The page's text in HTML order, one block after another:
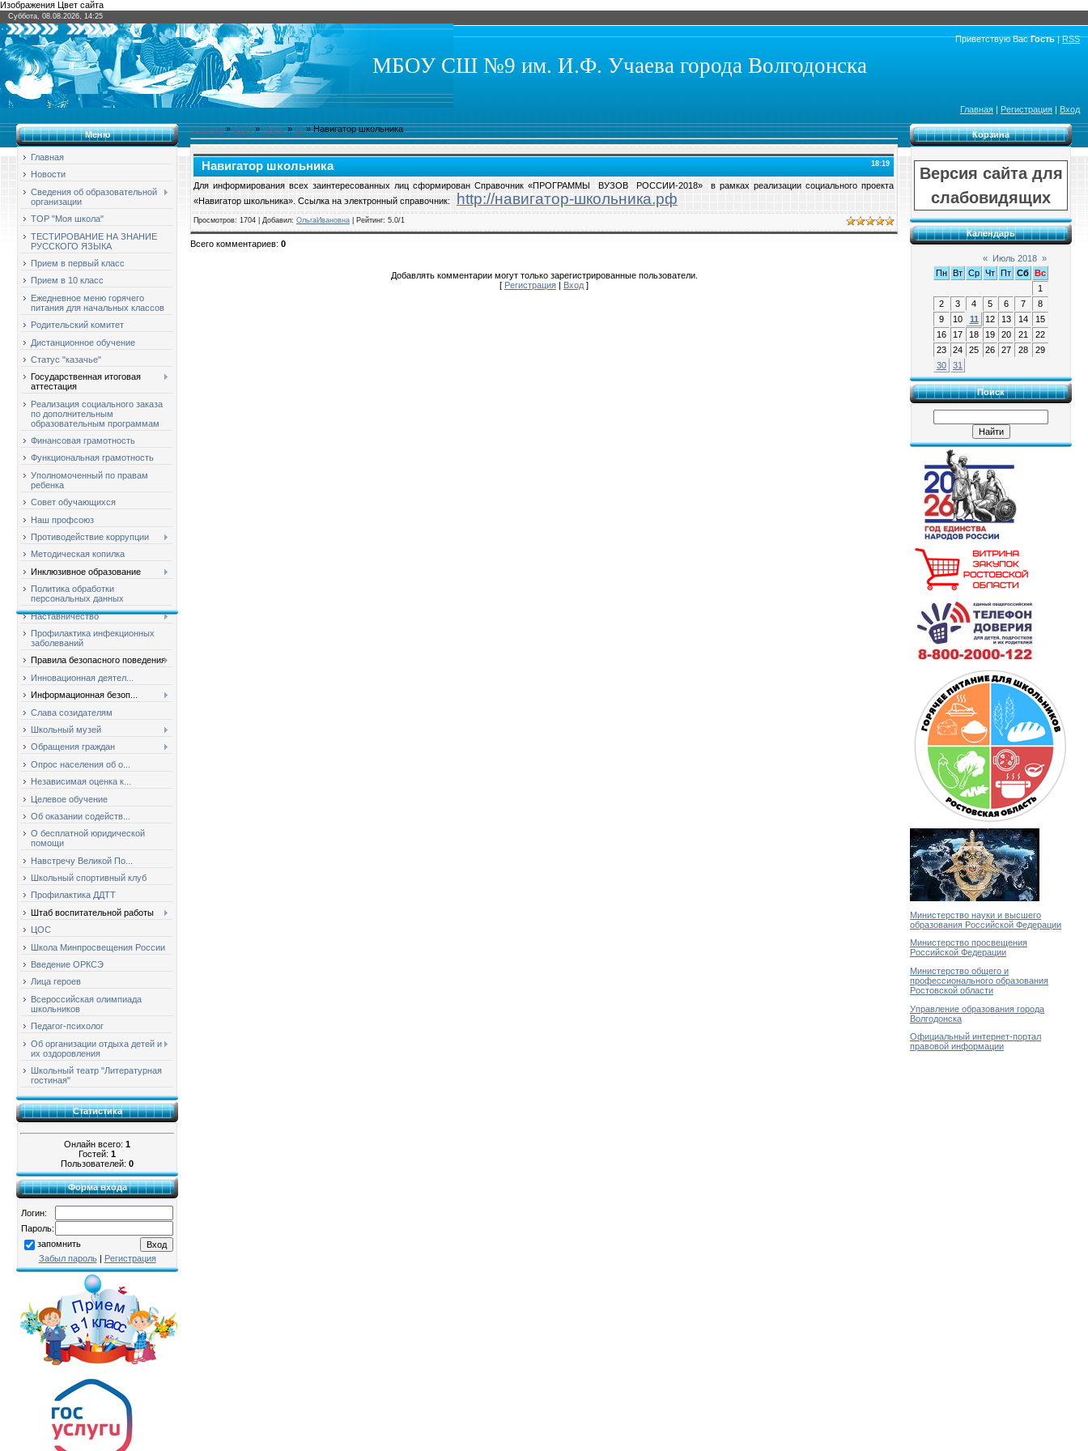
Изображения Цвет сайта
Суббота, 08.08.2026, 14:25
Приветствую Вас Гость|RSS
МБОУ СШ №9 им. И.Ф. Учаева города Волгодонска
Главная | Регистрация | Вход
Меню
Главная
Новости
Сведения об образовательной
организации
ТОР "Моя школа"
ТЕСТИРОВАНИЕ НА ЗНАНИЕ
РУССКОГО ЯЗЫКА
Прием в первый класс
Прием в 10 класс
Ежедневное меню горячего
питания для начальных классов
Родительский комитет
Дистанционное обучение
Статус "казачье"
Государственная итоговая
аттестация
Реализация социального заказа
по дополнительным
образовательным программам
Финансовая грамотность
Функциональная грамотность
Уполномоченный по правам
ребенка
Совет обучающихся
Наш профсоюз
Противодействие коррупции
Методическая копилка
Инклюзивное образование
Политика обработки
персональных данных
Наставничество
Профилактика инфекционных
заболеваний
Правила безопасного поведения
Инновационная деятел...
Информационная безоп...
Слава созидателям
Школьный музей
Обращения граждан
Опрос населения об о...
Независимая оценка к...
Целевое обучение
Об оказании содейств...
О бесплатной юридической
помощи
Навстречу Великой По...
Школьный спортивный клуб
Профилактика ДДТТ
Штаб воспитательной работы
ЦОС
Школа Минпросвещения России
Введение ОРКСЭ
Лица героев
Всероссийская олимпиада
школьников
Педагог-психолог
Об организации отдыха детей и
их оздоровления
Школьный театр "Литературная
гостиная"
Статистика
Онлайн всего: 1
Гостей: 1
Пользователей: 0
Форма входа
Логин:
Пароль:
запомнить
Забыл пароль| Регистрация
Главная»2018 » Июль » 11» Навигатор школьника
18:19
Навигатор школьника
Для информирования всех заинтересованных лиц сформирован Справочник «ПРОГРАММЫ ВУЗОВ РОССИИ-2018» в рамках реализации социального проекта
«Навигатор школьника». Ссылка на электронный справочник: ​​​​​​​
http://навигатор-школьника.рф
Просмотров: 1704 | Добавил: ОльгаИвановна Рейтинг: 5.0/1
Всего комментариев: 0
Добавлять комментарии могут только зарегистрированные пользователи.
[ Регистрация | Вход ]
Корзина
Версия сайта для
слабовидящих
Календарь
« Июль 2018 »
Пн Вт Ср Чт Пт Сб Вс
1
2
3 4 5 6 7
8
9
10 11 12 13 14
15
16
17 18 19 20 21
22
23
24 25 26 27 28
29
30
31
Поиск
Министерство науки и высшего
образования Российской Федерации
Министерство просвещения
Российской Федерации
Министерство общего и
профессионального образования
Ростовской области
Управление образования города
Волгодонска
Официальный интернет-портал
правовой информации